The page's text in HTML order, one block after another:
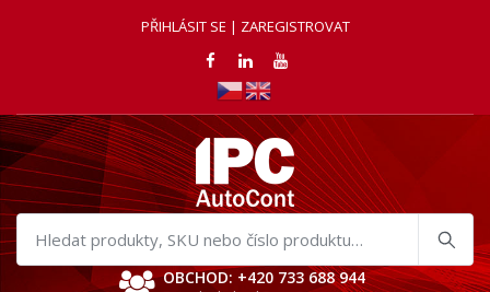
PŘIHLÁSIT SE | ZAREGISTROVAT
Hledat
produkty
OBCHOD: +420 733 688 944